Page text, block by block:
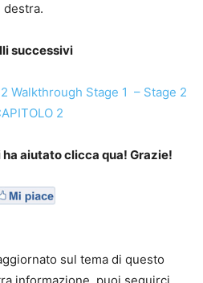
destra.
successivi
Walkthrough Stage 1 – Stage 2
2
aiutato clicca qua! Grazie!
sul tema di questo